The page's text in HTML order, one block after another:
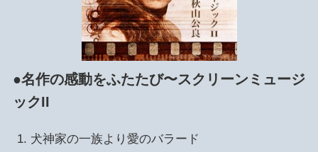
●名作の感動をふたたび〜スクリーンミュージ
ックII
犬神家の一族より愛のバラード